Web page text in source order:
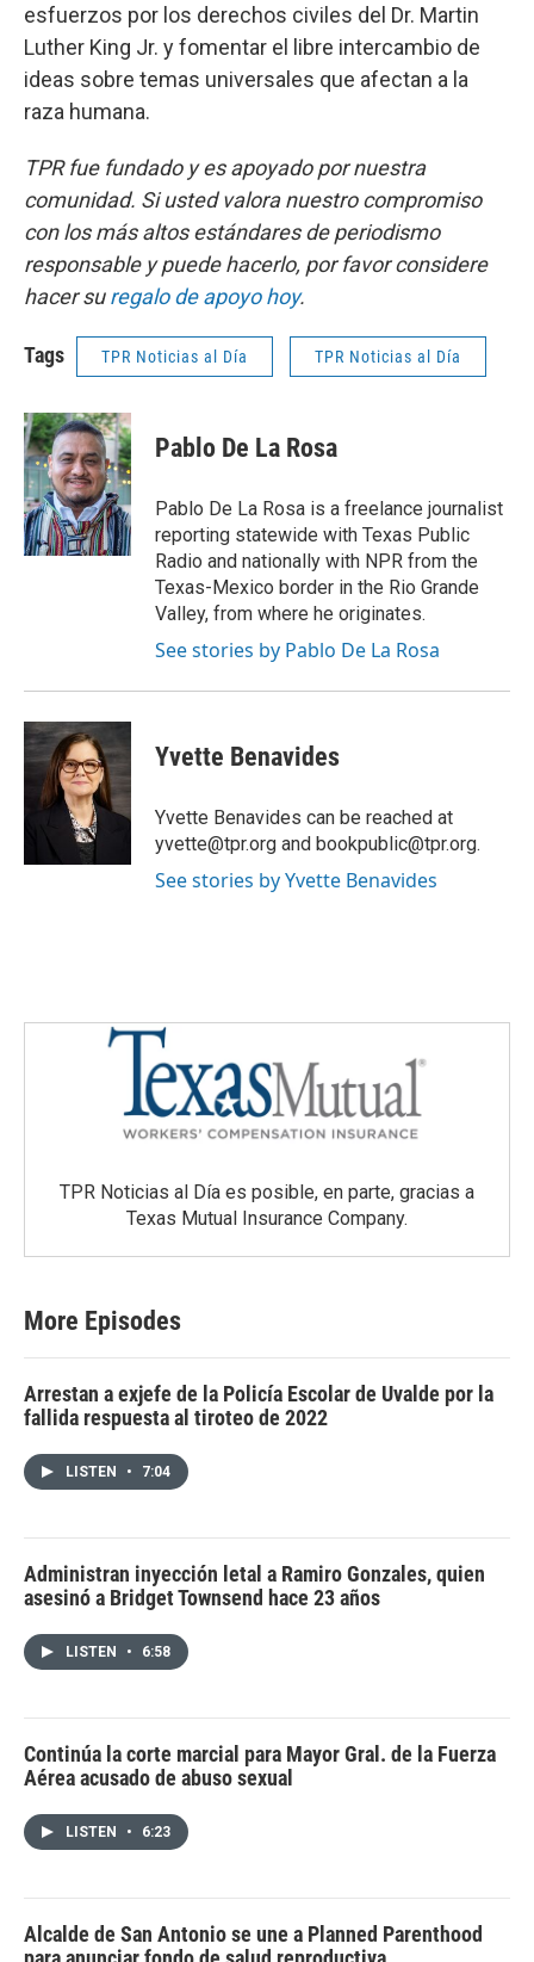
esfuerzos por los derechos civiles del Dr. Martin
Luther King Jr. y fomentar el libre intercambio de
ideas sobre temas universales que afectan a la
raza humana.
TPR fue fundado y es apoyado por nuestra
comunidad. Si usted valora nuestro compromiso
con los más altos estándares de periodismo
responsable y puede hacerlo, por favor considere
hacer suregalo de apoyo hoy.
Tags TPR Noticias al Día TPR Noticias al Día
Pablo De La Rosa
Pablo De La Rosa is a freelance journalist
reporting statewide with Texas Public
Radio and nationally with NPR from the
Texas-Mexico border in the Rio Grande
Valley, from where he originates.
See stories by Pablo De La Rosa
Yvette Benavides
Yvette Benavides can be reached at
yvette@tpr.org and bookpublic@tpr.org.
See stories by Yvette Benavides
TPR Noticias al Día es posible, en parte, gracias a
Texas Mutual Insurance Company.
More Episodes
Arrestan a exjefe de la Policía Escolar de Uvalde por la
fallida respuesta al tiroteo de 2022
LISTEN • 7:04
Administran inyección letal a Ramiro Gonzales, quien
asesinó a Bridget Townsend hace 23 años
LISTEN • 6:58
Continúa la corte marcial para Mayor Gral. de la Fuerza
Aérea acusado de abuso sexual
LISTEN • 6:23
Alcalde de San Antonio se une a Planned Parenthood